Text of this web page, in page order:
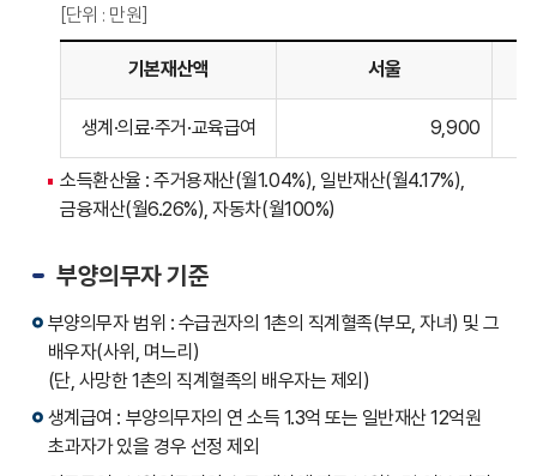
[단위 : 만원]
선정기준을
나타낸
표입니다.
기본재산액 서울
생계·의료·주거·교육급여 9,900
소득환산율 : 주거용재산(월1.04%), 일반재산(월4.17%),
금융재산(월6.26%), 자동차(월100%)
부양의무자 기준
부양의무자 범위 : 수급권자의 1촌의 직계혈족(부모, 자녀) 및 그
배우자(사위, 며느리)
(단, 사망한 1촌의 직계혈족의 배우자는 제외)
생계급여 : 부양의무자의 연 소득 1.3억 또는 일반재산 12억원
초과자가 있을 경우 선정 제외